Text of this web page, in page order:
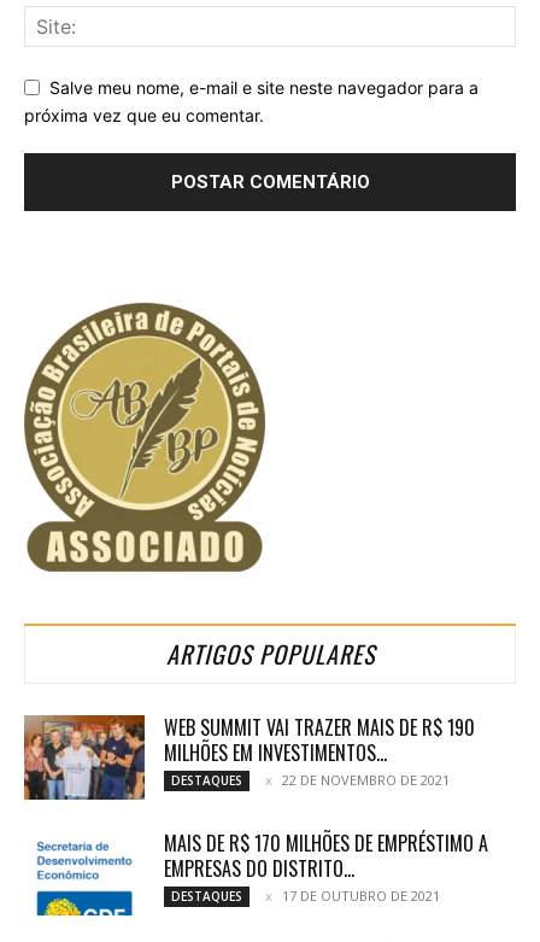
Salve meu nome, e-mail e site neste navegador para a
próxima vez que eu comentar.
ARTIGOS POPULARES
WEB SUMMIT VAI TRAZER MAIS DE R$ 190
MILHÕES EM INVESTIMENTOS...
DESTAQUES 22 DE NOVEMBRO DE 2021
MAIS DE R$ 170 MILHÕES DE EMPRÉSTIMO A
EMPRESAS DO DISTRITO...
DESTAQUES 17 DE OUTUBRO DE 2021